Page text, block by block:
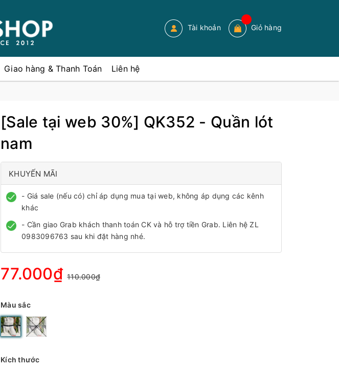
Tài khoản Giỏ hàng
Giao hàng & Thanh Toán Liên hệ
[Sale tại web 30%] QK352 - Quần lót
nam
KHUYẾN MÃI
- Giá sale (nếu có) chỉ áp dụng mua tại web, không áp dụng các kênh
khác
- Cần giao Grab khách thanh toán CK và hỗ trợ tiền Grab. Liên hệ ZL
0983096763 sau khi đặt hàng nhé.
77.000₫ 110.000₫
Màu sắc
Kích thước